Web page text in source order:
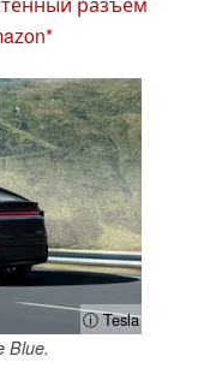
ⓘ Tesla
Blue.